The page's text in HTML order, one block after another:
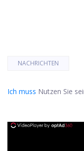
NACHRICHTEN
Ich muss Nutzen Sie